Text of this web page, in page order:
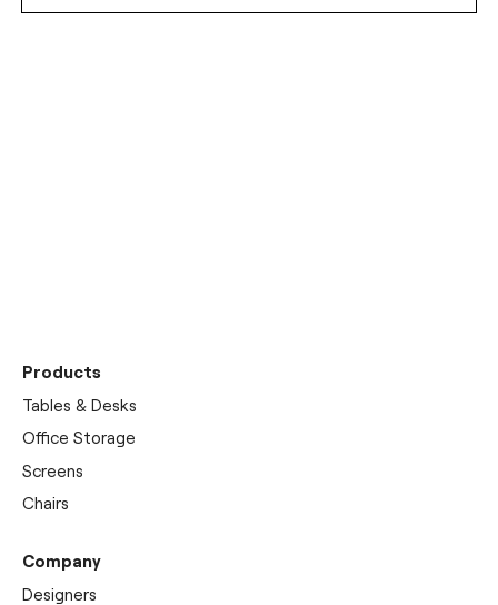
Products
Tables & Desks
Office Storage
Screens
Chairs
Company
Designers